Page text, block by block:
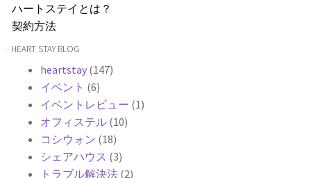
ハートステイとは？
契約方法
韓国不動産情報
よくある質問
Heartee
· HEART STAY BLOG
heartstay (147)
イベント (6)
イベントレビュー (1)
オフィステル (10)
コシウォン (18)
シェアハウス (3)
トラブル解決法 (2)